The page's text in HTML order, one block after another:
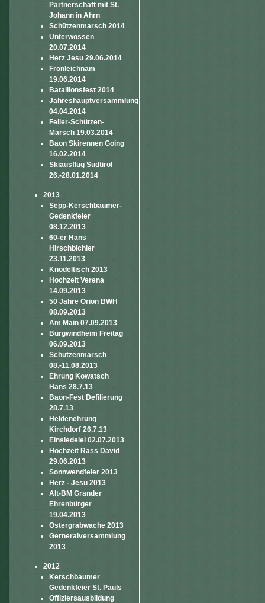
Partnerschaft mit St.
Johann in Ahrn
Schützenmarsch 2014
Unterwössen
20.07.2014
Herz Jesu 29.06.2014
Fronleichnam
19.06.2014
Bataillonsfest 2014
Jahreshauptversammlung
04.04.2014
Feller-Schützen-
Marsch 19.03.2014
Baon Skirennen Going
16.02.2014
Skiausflug Südtirol
26.-28.01.2014
2013
Sepp-Kerschbaumer-
Gedenkfeier
08.12.2013
60-er Hans
Hirschbichler
23.11.2013
Knödeltisch 2013
Hochzeit Verena
14.09.2013
50 Jahre Orion BWH
08.09.2013
Am Main 07.09.2013
Burgwindheim Freitag
06.09.2013
Schützenmarsch
08.-11.08.2013
Ehrung Kowatsch
Hans 28.7.13
Baon-Fest Defilierung
28.7.13
Heldenehrung
Kirchdorf 26.7.13
Einsiedelei 02.07.2013
Hochzeit Rass David
29.06.2013
Sonnwendfeier 2013
Herz - Jesu 2013
Alt-BM Grander
Ehrenbürger
19.04.2013
Ostergrabwache 2013
Gerneralversammlung
2013
2012
Kerschbaumer
Gedenkfeier St. Pauls
Offiziersausbildung